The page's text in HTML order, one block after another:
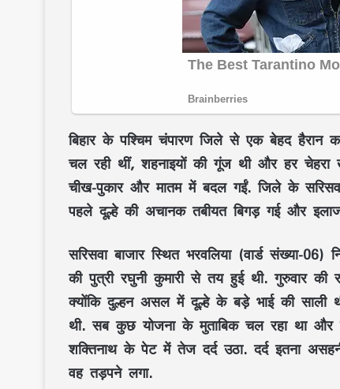
बिहार के पश्चिम चंपारण जिले से एक बेहद
चल रही थीं, शहनाइयों की गूंज थी और हर
चीख-पुकार और मातम में बदल गईं. जिले के
पहले दूल्हे की अचानक तबीयत बिगड़ गई और
सरिसवा बाजार स्थित भरवलिया (वार्ड संख्या-06)
की पुत्री रघुनी कुमारी से तय हुई थी. गुरुवार की
क्योंकि दुल्हन असल में दूल्हे के बड़े भाई की साली
थी. सब कुछ योजना के मुताबिक चल रहा था और
शक्तिनाथ के पेट में तेज दर्द उठा. दर्द इतना
वह तड़पने लगा.